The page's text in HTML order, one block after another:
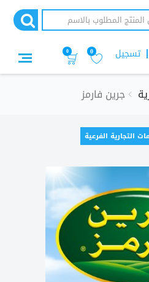
تسجيل 0
0
جرين فارمز
التجارية الفرعية